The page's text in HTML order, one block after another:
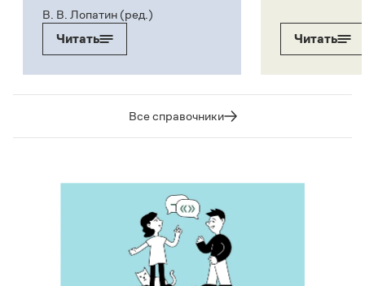
В. В. Лопатин (ред.)
Читать
Читать
Все справочники